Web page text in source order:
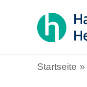
Startseite